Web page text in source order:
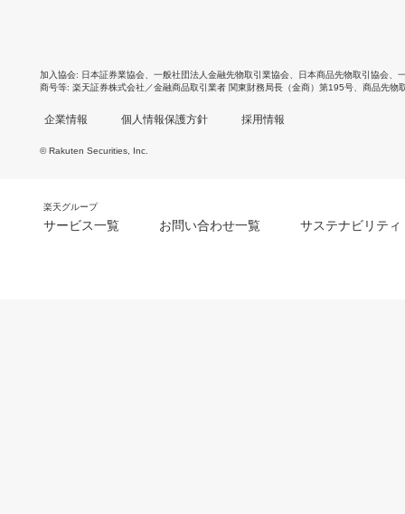
加入協会 日本証券業協会 一般社団法人金融先物取引業協会 日本商品先物取引協会
商号等 楽天証券株式会社／金融商品取引業者 関東財務局長（金商）第195号、商品先物
企業情報 個人情報保護方針 採用情報
© Rakuten Securities, Inc.
楽天グループ
サービス一覧 お問い合わせ一覧 サステナビリティ